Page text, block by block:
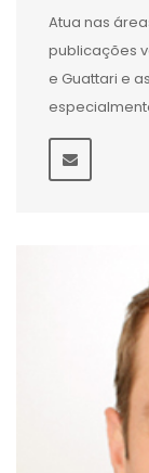
Atua nas
publicações
e Guattari e